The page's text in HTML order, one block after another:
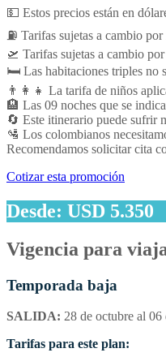
💵 Estos precios están en
⛽ Tarifas sujetas a cambio
🛫 Tarifas sujetas a cambio
🛏️ Las habitaciones triples no
👨‍👩‍👧 La tarifa de niños
🏨 Las 09 noches que se
🔄 Este itinerario puede sufrir
🛂 Los colombianos
Recomendamos solicitar cita
Cotizar esta promoción
Desde: USD 5.350
Vigencia para
Temporada baja
SALIDA: 28 de octubre al
Tarifas para este plan: